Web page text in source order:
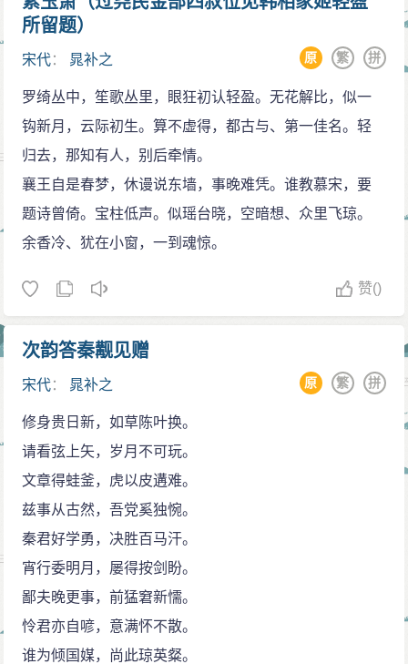
道呢！全词用铺叙手法，章法缜密不懈，不作大幅度跨
跃摇曳，率拙间饶见浑厚气，表现出作为驾驭长调的能
力，得益于柳永处实多。
又如《鹧鸪天》，上阕先以“欲上面湖”虚似，暗示蛰
居贬地的苦闷，随之点明“还思”齐州风物景光的本旨，见
出眷念挚情。下厥慨喟年华渐老去，犹自连蹇仕途，以
后纵或有幸重游旧境，只怕也没有当时豪兴了。词中即
景言情，于轻歌微吟间透出流连迟回的惆怅，虽淡淡，
却余味缭绕不尽，全在情思的厚重真切。
其散文成就高于诗，风格温润典缛，流畅俊迈。吴
走珠玉”之句（《能改斋漫录》卷十一）。他的记叙体散
文，如《新城游北山记》、《拱翠堂记》等，或即景抒
情，描摹真切；或借事寓理，叙议交织，均可看出苏
（轼）文的影响。著有《鸡肋集》70卷，其中诗赋23
卷，杂著散文47卷，有《四部丛刊》本。
他的散文擅长描绘山林景物，名篇有《照碧堂记》
《拱翠堂记》《有竹堂记》等，而以《新城游北山记》
最为脍炙人口：“去新城之北三十里，山渐深，草木泉石
渐幽，初犹骑行石齿间。旁皆大松，曲者如盖，直者如
幢，立者如人，卧者如虬。松下草间有泉，沮洳伏见，
堕石井，锵然而鸣。松间藤数十尺，蜿蜒如大螈。其上
所留题）
宋代： 晁补之 拼
繁
原
罗绮丛中，笙歌丛里，眼狂初认轻盈。无花解比，似一
钩新月，云际初生。算不虚得，都古与、第一佳名。轻
归去，那知有人，别后牵情。
襄王自是春梦，休谩说东墙，事晚难凭。谁教慕宋，要
题诗曾倚。宝柱低声。似瑶台晓，空暗想、众里飞琼。
余香冷、犹在小窗，一到魂惊。
赞()
次韵答秦觏见赠
宋代： 晁补之 拼
繁
原
修身贵日新，如草陈叶换。
请看弦上矢，岁月不可玩。
文章得蛙釜，虎以皮遘难。
兹事从古然，吾党奚独惋。
秦君好学勇，决胜百马汗。
宵行委明月，屡得按剑盼。
鄙夫晚更事，前猛窘新懦。
怜君亦自喭，意满怀不散。
谁为倾国媒，尚此琼英粲。